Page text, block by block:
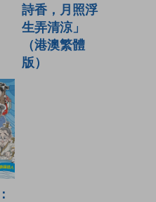
詩香，月照浮
生弄清涼」
（港澳繁體
版）